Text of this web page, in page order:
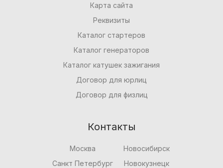
Карта сайта
Реквизиты
Каталог стартеров
Каталог генераторов
Каталог катушек зажигания
Договор для юрлиц
Договор для физлиц
Контакты
Москва
Санкт Петербург
Новосибирск
Новокузнецк